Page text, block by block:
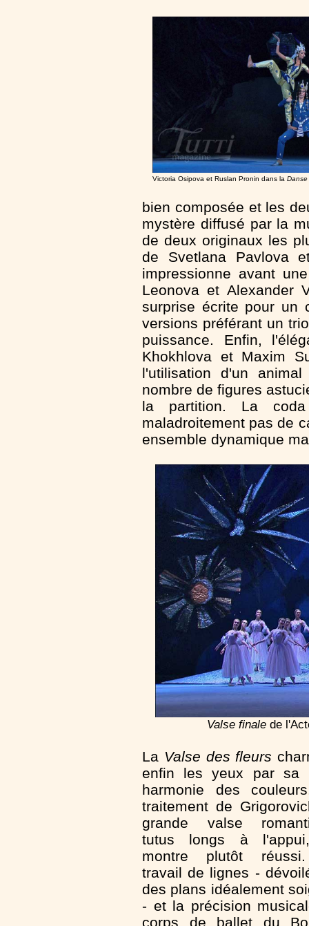
Victoria Osipova et Ruslan Pronin dans la
bien composée et les
mystère diffusé par la
de deux originaux les
de Svetlana Pavlova
impressionne avant
Leonova et Alexander
surprise écrite pour un
versions préférant un
puissance. Enfin,
Khokhlova et Maxim
l'utilisation d'un
nombre de figures
la partition. La
maladroitement pas de
ensemble dynamique
Valse finale de
La Valse des fleurs
enfin les yeux par sa
harmonie des
traitement de
grande valse
tutus longs à
montre plutôt
travail de lignes -
des plans idéalement
- et la précision
corps de ballet du